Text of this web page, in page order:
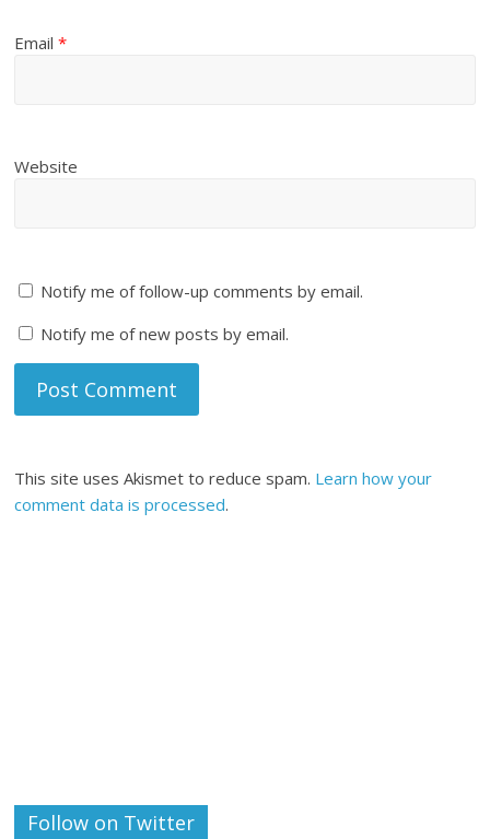
Email*
Website
Notify me of follow-up comments by email.
Notify me of new posts by email.
This site uses Akismet to reduce spam. Learn how your
comment data is processed.
Follow on Twitter